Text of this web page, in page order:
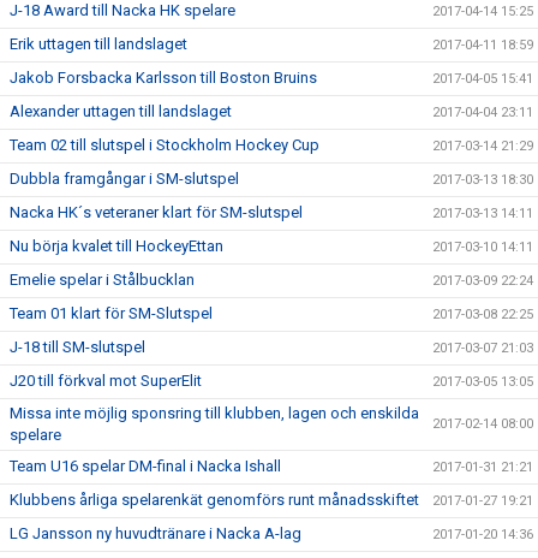
J-18 Award till Nacka HK spelare 2017-04-14 15:25
Erik uttagen till landslaget 2017-04-11 18:59
Jakob Forsbacka Karlsson till Boston Bruins 2017-04-05 15:41
Alexander uttagen till landslaget 2017-04-04 23:11
Team 02 till slutspel i Stockholm Hockey Cup 2017-03-14 21:29
Dubbla framgångar i SM-slutspel 2017-03-13 18:30
Nacka HK´s veteraner klart för SM-slutspel 2017-03-13 14:11
Nu börja kvalet till HockeyEttan 2017-03-10 14:11
Emelie spelar i Stålbucklan 2017-03-09 22:24
Team 01 klart för SM-Slutspel 2017-03-08 22:25
J-18 till SM-slutspel 2017-03-07 21:03
J20 till förkval mot SuperElit 2017-03-05 13:05
Missa inte möjlig sponsring till klubben, lagen och enskilda
spelare
2017-02-14 08:00
Team U16 spelar DM-final i Nacka Ishall 2017-01-31 21:21
Klubbens årliga spelarenkät genomförs runt månadsskiftet 2017-01-27 19:21
LG Jansson ny huvudtränare i Nacka A-lag 2017-01-20 14:36